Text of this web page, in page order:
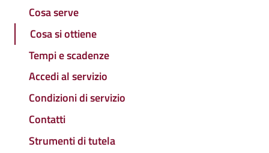
Cosa serve
Cosa si ottiene
Tempi e scadenze
Accedi al servizio
Condizioni di servizio
Contatti
Strumenti di tutela